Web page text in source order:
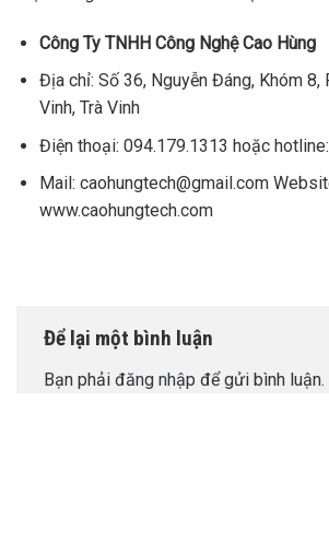
Công Ty TNHH Công Nghệ Cao Hùng
Địa chỉ: Số 36, Nguyễn Đáng, Khóm 8,
Vinh, Trà Vinh
Điện thoại: 094.179.1313 hoặc
Mail: caohungtech@gmail.com
www.caohungtech.com
Để lại một bình luận
Bạn phải đăng nhập để gửi bình luận.